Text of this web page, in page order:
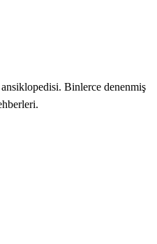
Binlerce denenmiş